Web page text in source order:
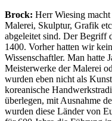
Brock: Herr Wiesing macht
Malerei, Skulptur, Grafik
abgeleitet sind. Der Begriff
1400. Vorher hatten wir
Wissenschaftler. Man hatte
Meisterwerke der Malerei
wurden eben nicht als
koreanische
überlegen, mit Ausnahme
wurden diese Länder von